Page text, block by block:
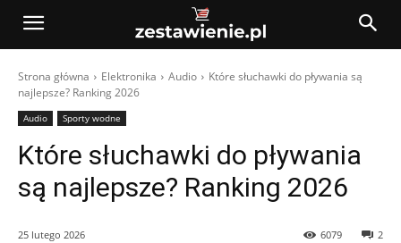
Strona główna Elektronika Audio
Które słuchawki do pływania są
najlepsze? Ranking 2026
Audio Sporty wodne
Które słuchawki do pływania
są najlepsze? Ranking 2026
25 lutego 2026 2
6079